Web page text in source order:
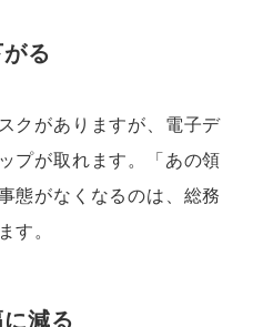
る
クがありますが、電子デ
プが取れます。「あの領
態がなくなるのは、総務
す。
減る